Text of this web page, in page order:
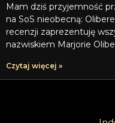
Mam dziś przyjemność
na SoS nieobecną:
recenzji zaprezentuję
nazwiskiem Marjorie
Czytaj więcej »